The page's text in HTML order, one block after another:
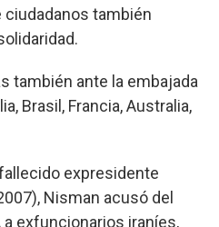
ciudadanos también
también ante la embajada
Brasil, Francia, Australia,
expresidente
Nisman acusó del
exfuncionarios iraníes,